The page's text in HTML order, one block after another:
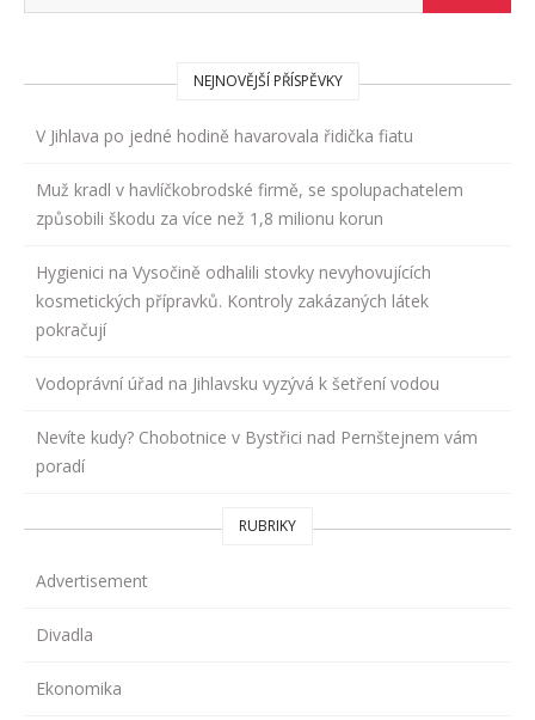
NEJNOVĚJŠÍ PŘÍSPĚVKY
V Jihlava po jedné hodině havarovala řidička fiatu
Muž kradl v havlíčkobrodské firmě, se spolupachatelem
způsobili škodu za více než 1,8 milionu korun
Hygienici na Vysočině odhalili stovky nevyhovujících
kosmetických přípravků. Kontroly zakázaných látek
pokračují
Vodoprávní úřad na Jihlavsku vyzývá k šetření vodou
Nevíte kudy? Chobotnice v Bystřici nad Pernštejnem vám
poradí
RUBRIKY
Advertisement
Divadla
Ekonomika